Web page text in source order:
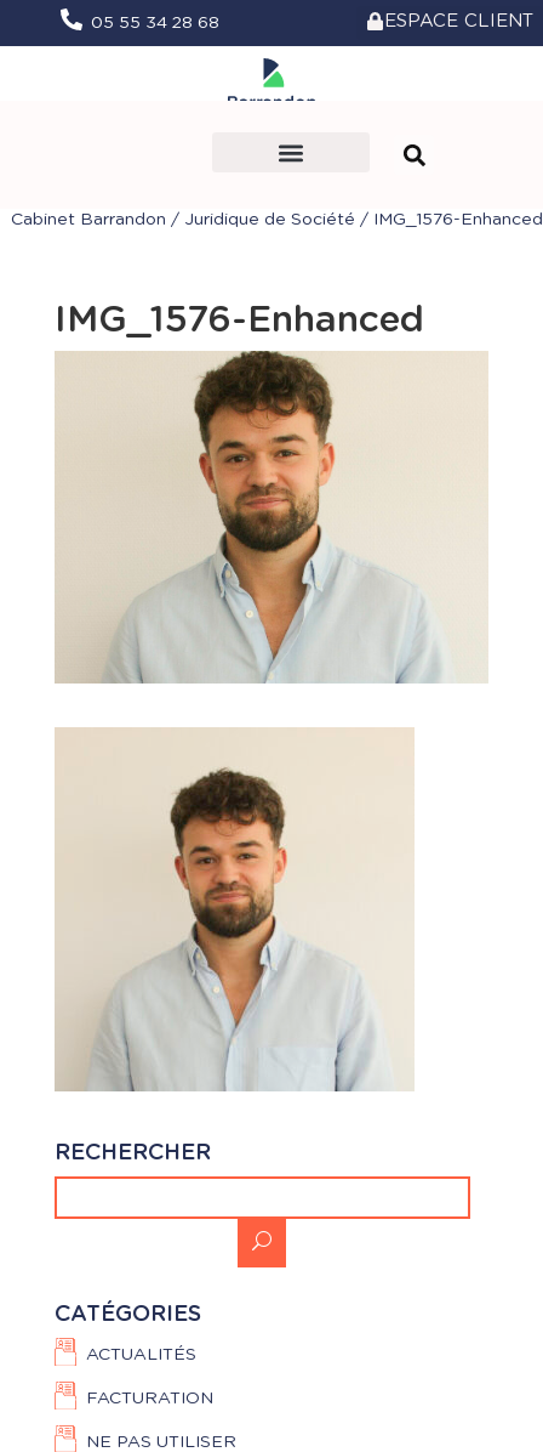
05 55 34 28 68 ESPACE CLIENT
Cabinet Barrandon / Juridique de Société / IMG_1576-Enhanced
IMG_1576-Enhanced
RECHERCHER
CATÉGORIES
ACTUALITÉS
FACTURATION
NE PAS UTILISER